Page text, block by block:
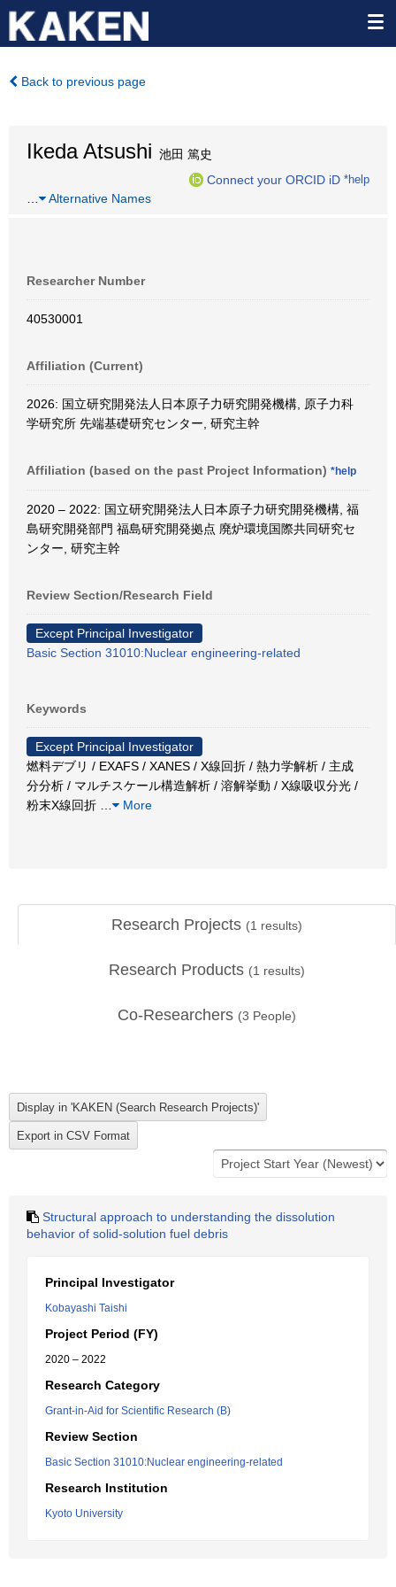
Back to previous page
Ikeda Atsushi 池田 篤史
Connect your ORCID iD *help
Alternative Names
Researcher Number
40530001
Affiliation (Current)
2026: 国立研究開発法人日本原子力研究開発機構, 原子力科
学研究所 先端基礎研究センター, 研究主幹
Affiliation (based on the past Project Information) *help
2020 – 2022: 国立研究開発法人日本原子力研究開発機構, 福
島研究開発部門 福島研究開発拠点 廃炉環境国際共同研究セ
ンター, 研究主幹
Review Section/Research Field
Except Principal Investigator
Basic Section 31010:Nuclear engineering-related
Keywords
Except Principal Investigator
燃料デブリ / EXAFS / XANES / X線回折 / 熱力学解析 / 主成
分分析 / マルチスケール構造解析 / 溶解挙動 / X線吸収分光 /
粉末X線回折
More
Research Projects (1 results)
Research Products (1 results)
Co-Researchers (3 People)
Structural approach to understanding the dissolution
behavior of solid-solution fuel debris
Principal Investigator
Kobayashi Taishi
Project Period (FY)
2020 – 2022
Research Category
Grant-in-Aid for Scientific Research (B)
Review Section
Basic Section 31010:Nuclear engineering-related
Research Institution
Kyoto University